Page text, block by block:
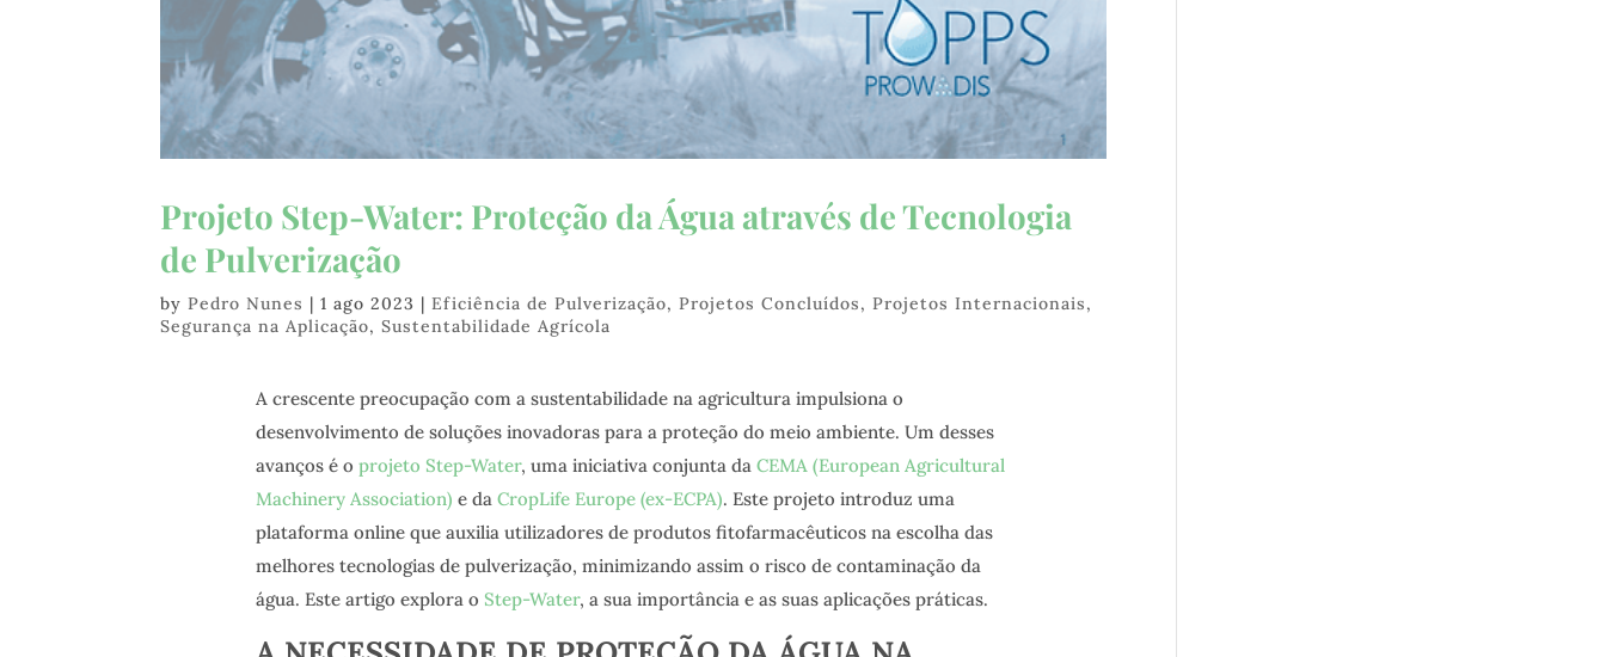
Projeto Step-Water: Proteção da Água através de Tecnologia
de Pulverização
byPedro Nunes |1 ago 2023 |Eficiência de Pulverização,Projetos Concluídos,Projetos Internacionais,
Segurança na Aplicação,Sustentabilidade Agrícola
A crescente preocupação com a sustentabilidade na agricultura impulsiona o
desenvolvimento de soluções inovadoras para a proteção do meio ambiente. Um desses
avanços é o projeto Step-Water, uma iniciativa conjunta da CEMA (European Agricultural
Machinery Association) e da CropLife Europe (ex-ECPA). Este projeto introduz uma
plataforma online que auxilia utilizadores de produtos fitofarmacêuticos na escolha das
melhores tecnologias de pulverização, minimizando assim o risco de contaminação da
água. Este artigo explora o Step-Water, a sua importância e as suas aplicações práticas.